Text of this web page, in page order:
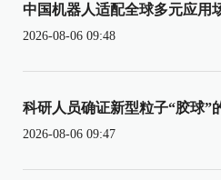
中国机器人适配全球多元应用
2026-08-06 09:48
科研人员确证新型粒子“胶球”
2026-08-06 09:47